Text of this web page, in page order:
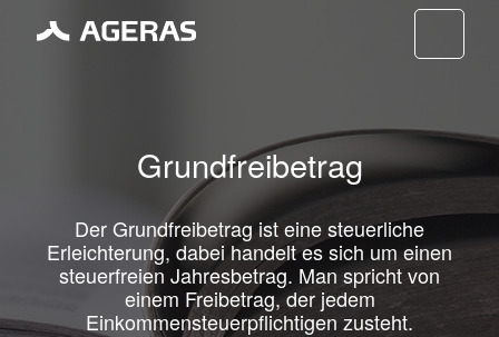
Grundfreibetrag
Der Grundfreibetrag ist eine steuerliche
Erleichterung, dabei handelt es sich um einen
steuerfreien Jahresbetrag. Man spricht von
einem Freibetrag, der jedem
Einkommensteuerpflichtigen zusteht.